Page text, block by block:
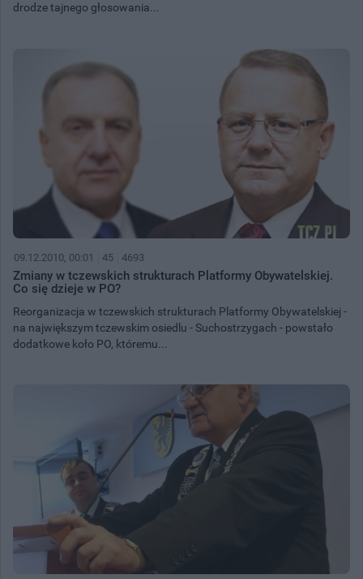
drodze tajnego głosowania...
09.12.2010, 00:01 45 4693
Zmiany w tczewskich strukturach Platformy Obywatelskiej.
Co się dzieje w PO?
Reorganizacja w tczewskich strukturach Platformy Obywatelskiej -
na największym tczewskim osiedlu - Suchostrzygach - powstało
dodatkowe koło PO, któremu...